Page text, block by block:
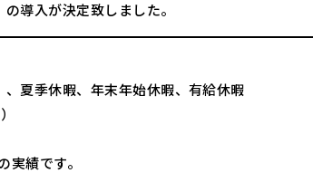
導入が決定致しました。
夏季休暇、年末年始休暇、有給休暇
績です。